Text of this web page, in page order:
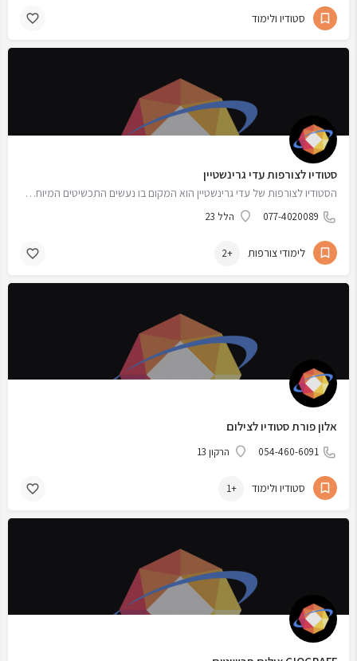
סטודיו ולימוד
סטודיו לצורפות עדי גרינשטיין
הסטודיו לצורפות של עדי גרינשטיין הוא המקום בו נעשים התכשיטים המיוחדים ובעלי המשמעות על עדי, באותו מקום…
077-4020089 הלל 23
לימודי צורפות +2
אלון פורת סטודיו לצילום
054-460-6091 הרקון 13
סטודיו ולימוד +1